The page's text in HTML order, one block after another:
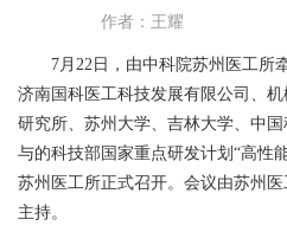
作者：王耀
7 月 22 日，由中科院苏州医工所
济南国科医工科技发展有限公司、
研究所、苏州大学、吉林大学、中
与的科技部国家重点研发计划“高性
苏州医工所正式召开。会议由苏州
主持。